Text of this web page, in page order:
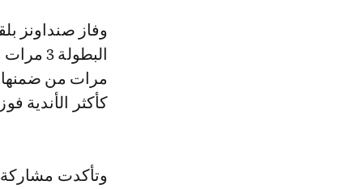
كأكثر الأندية فوزا بدوري
وتأكدت مشاركة